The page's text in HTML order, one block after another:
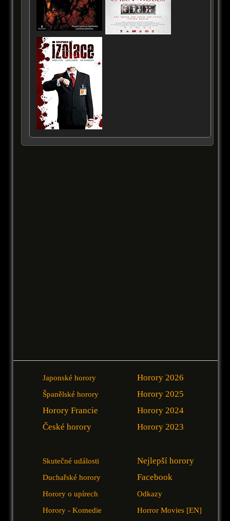
Japonské horory
Španělské horory
Horory Francie
České horory
Horory 2026
Horory 2025
Horory 2024
Horory 2023
Skutečné události
Duchařské horory
Horory o upírech
Horory - Komedie
Nejlepší horory
Facebook
Odkazy
Horror Movies [EN]